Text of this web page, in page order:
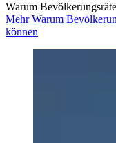
Warum
Mehr Warum
können